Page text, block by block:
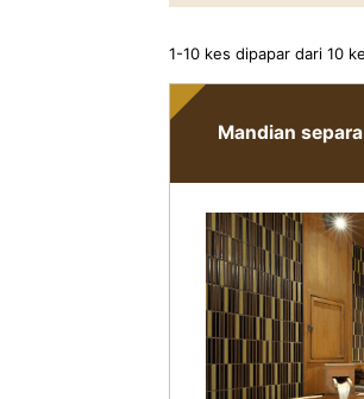
1-10 kes dipapar dari 10
Mandian